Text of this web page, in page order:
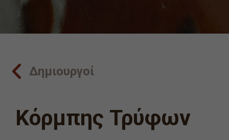
Δημιουργοί
Κόρμπης Τρύφων